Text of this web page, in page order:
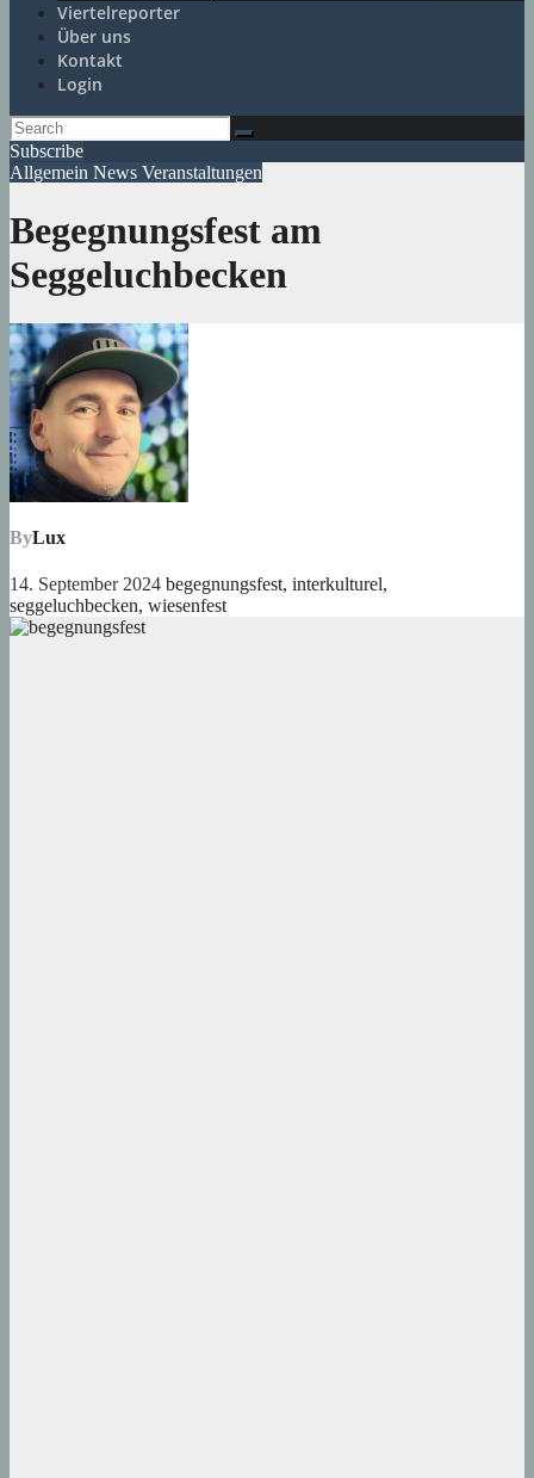
Viertelreporter
Über uns
Kontakt
Login
Subscribe
Allgemein News Veranstaltungen
Begegnungsfest am
Seggeluchbecken
ByLux
14. September 2024 begegnungsfest, interkulturel,
seggeluchbecken, wiesenfest